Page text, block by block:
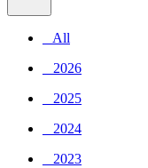
_ All
_ 2026
_ 2025
_ 2024
_ 2023